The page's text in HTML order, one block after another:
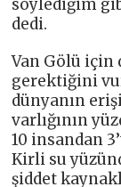
söylediğim
dedi.
Van Gölü için
gerektiğini
dünyanın
varlığının
10 insandan
Kirli su
şiddet